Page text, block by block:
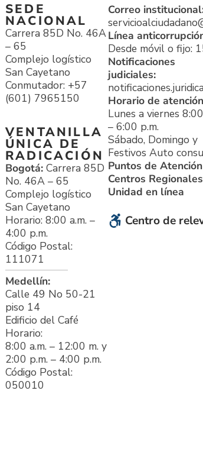
SEDE
NACIONAL
Carrera 85D No. 46A
– 65
Complejo logístico
San Cayetano
Conmutador: +57
(601) 7965150
VENTANILLA
ÚNICA DE
RADICACIÓN
Bogotá: Carrera 85D
No. 46A – 65
Complejo logístico
San Cayetano
Horario: 8:00 a.m. –
4:00 p.m.
Código Postal:
111071
Medellín:
Calle 49 No 50-21
piso 14
Edificio del Café
Horario:
8:00 a.m. – 12:00 m. y
2:00 p.m. – 4:00 p.m.
Código Postal:
050010
Correo
Línea
Desde móvil o fijo:
Notificaciones
judiciales:
Horario de atención
Lunes a viernes
– 6:00 p.m.
Sábado, Domingo y
Festivos Auto
Puntos de
Centros Regionales
Unidad en línea
Centro de